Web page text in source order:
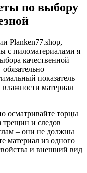
по выбору
Planken77.shop,
с пиломатериалами я
качественной
показатель
влажности материал
осматривайте торцы
и следов
– они не должны
материал из одного
и внешний вид